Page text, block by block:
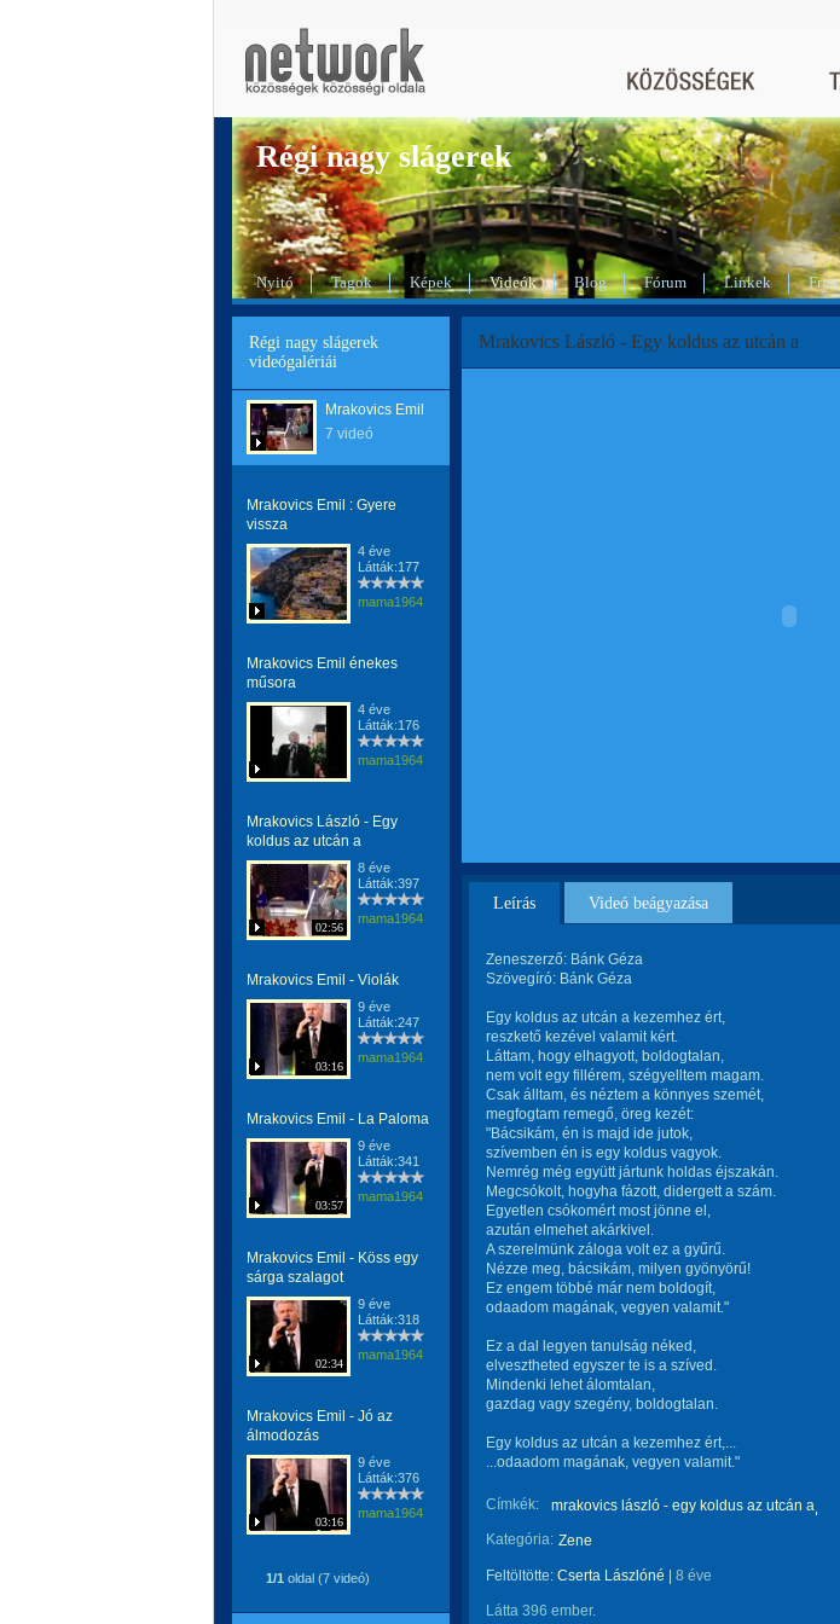
Régi nagy slágerek
Nyitó Tagok Képek Videók Blog Fórum Linkek Friss
Régi nagy slágerek
videógalériái
Mrakovics Emil
7 videó
Mrakovics Emil : Gyere
vissza
4 éve
Látták:177
mama1964
Mrakovics Emil énekes
műsora
4 éve
Látták:176
mama1964
Mrakovics László - Egy
koldus az utcán a
02:56
8 éve
Látták:397
mama1964
Mrakovics Emil - Violák
03:16
9 éve
Látták:247
mama1964
Mrakovics Emil - La Paloma
03:57
9 éve
Látták:341
mama1964
Mrakovics Emil - Köss egy
sárga szalagot
02:34
9 éve
Látták:318
mama1964
Mrakovics Emil - Jó az
álmodozás
03:16
9 éve
Látták:376
mama1964
1/1 oldal (7 videó)
Mrakovics László - Egy koldus az utcán a
Leírás Videó beágyazása
Zeneszerző: Bánk Géza
Szövegíró: Bánk Géza
Egy koldus az utcán a kezemhez ért,
reszkető kezével valamit kért.
Láttam, hogy elhagyott, boldogtalan,
nem volt egy fillérem, szégyelltem magam.
Csak álltam, és néztem a könnyes szemét,
megfogtam remegő, öreg kezét:
"Bácsikám, én is majd ide jutok,
szívemben én is egy koldus vagyok.
Nemrég még együtt jártunk holdas éjszakán.
Megcsókolt, hogyha fázott, didergett a szám.
Egyetlen csókomért most jönne el,
azután elmehet akárkivel.
A szerelmünk záloga volt ez a gyűrű.
Nézze meg, bácsikám, milyen gyönyörű!
Ez engem többé már nem boldogít,
odaadom magának, vegyen valamit."
Ez a dal legyen tanulság néked,
elvesztheted egyszer te is a szíved.
Mindenki lehet álomtalan,
gazdag vagy szegény, boldogtalan.
Egy koldus az utcán a kezemhez ért,...
...odaadom magának, vegyen valamit."
Címkék:
mrakovics lászló - egy koldus az utcán a
Kategória: Zene
Feltöltötte: Cserta Lászlóné 8 éve
Látta 396 ember.